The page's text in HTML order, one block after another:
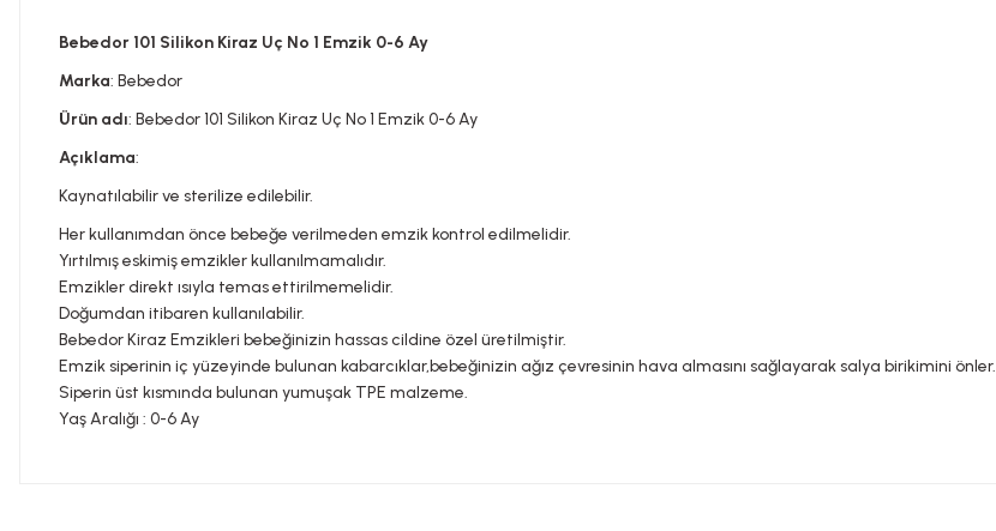
Bebedor 101 Silikon Kiraz Uç No 1 Emzik 0-6 Ay
Marka: Bebedor
Ürün adı: Bebedor 101 Silikon Kiraz Uç No 1 Emzik 0-6 Ay
Açıklama:
Kaynatılabilir ve sterilize edilebilir.
Her kullanımdan önce bebeğe verilmeden emzik kontrol edilmelidir.
Yırtılmış eskimiş emzikler kullanılmamalıdır.
Emzikler direkt ısıyla temas ettirilmemelidir.
Doğumdan itibaren kullanılabilir.
Bebedor Kiraz Emzikleri bebeğinizin hassas cildine özel üretilmiştir.
Emzik siperinin iç yüzeyinde bulunan kabarcıklar,bebeğinizin ağız çevresinin hava almasını sağlayarak salya birikimini önler.
Siperin üst kısmında bulunan yumuşak TPE malzeme.
Yaş Aralığı : 0-6 Ay